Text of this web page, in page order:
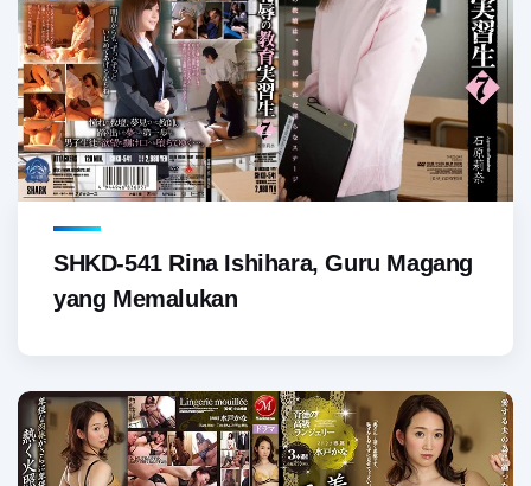
SHKD-541 Rina Ishihara, Guru Magang
yang Memalukan